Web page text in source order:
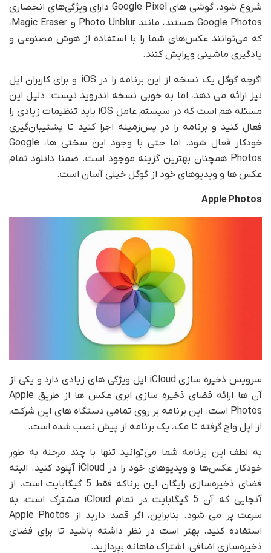
شروع شود. گوشی های Google Pixel دارای ویژگی‌های انحصاری
Google Photos هستند، مانند Photo Unblur و Magic Eraser،
که می‌توانند عکس‌های شما را با استفاده از هوش مصنوعی و
یادگیری ماشینی ویرایش کنند.
اگرچه گوگل یک نسخه از این برنامه را در iOS و برای کاربران اپل
نیز ارائه می دهد، اما به خوبی نسخه اندروید نیست. دلیل این
مسئله هم است که در سیستم عامل iOS باید تنظیمات زیادی را
فعال کنید و برنامه را در پس‌زمینه اجرا کنید تا پشتیبان‌گیری
خودکار فعال شود. اما حتی با وجود این سختی ها، Google
Photos همچنان بهترین گزینه موجود است. ضمنا دانلود تمام
عکس ها و ویدیوهای خود از گوگل خیلی آسان است.
Apple Photos
سرویس ذخیره سازی iCloud اپل ویژگی های زیادی دارد و یکی از
آن ها ارائه فضای ذخیره سازی ابری عکس ها از طریق Apple
Photos است. این برنامه بر روی تمامی دستگاه های این شرکت،
از اپل واچ گرفته تا مک، یک برنامه از پیش نصب شده است.
به لطف این برنامه شما می‌توانید تنها با چند مرحله به طور
خودکار عکس‌ها و ویدیوهای خود را در iCloud آپلود کنید. البته
فضای ذخیره‌سازی رایگان این برناکه فقط 5 گیگابایت است. از
آنجایی که آن 5 گیگابایت در تمام iCloud مشترک است، به
سرعت پر می شود. بنابراین، اگر قصد دارید از Apple Photos
استفاده کنید، بهتر است در نظر داشته باشید تا برای فضای
ذخیره‌سازی اضافی، اشتراک ماهانه بپردازید.